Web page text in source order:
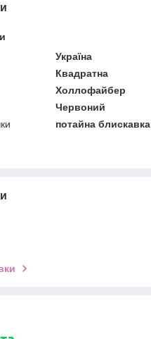
Україна
Квадратна
Холлофайбер
Червоний
потайна блискавка